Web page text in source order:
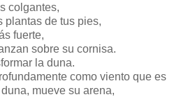
colgantes,
plantas de tus pies,
fuerte,
sobre su cornisa.
la duna.
como viento que es
mueve su arena,